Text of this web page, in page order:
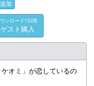
加
ンロード7日間
ゲスト購入
オミ」が恋しているの